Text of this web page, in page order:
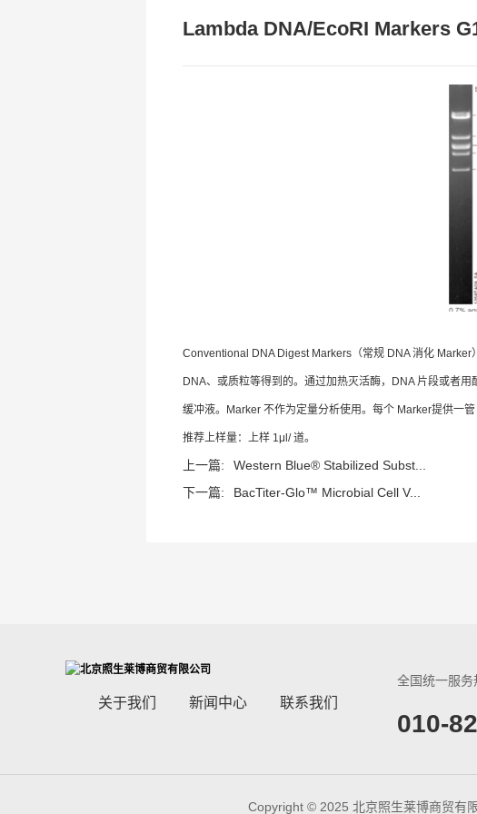
Lambda DNA/EcoRI Markers
Conventional DNA Digest Markers（常规 DNA 消化
DNA、或质粒等得到的。通过加热灭活酶，DNA 片段或者
缓冲液。Marker 不作为定量分析使用。每个 Marker提供一管
推荐上样量：上样 1μl/ 道。
上一篇:
Western Blue® Stabilized Subst...
下一篇:
BacTiter-Glo™ Microbial Cell V...
关于我们 新闻中心 联系我们
全国统一服务
​010-
Copyright © 2025 北京照生莱博商贸有